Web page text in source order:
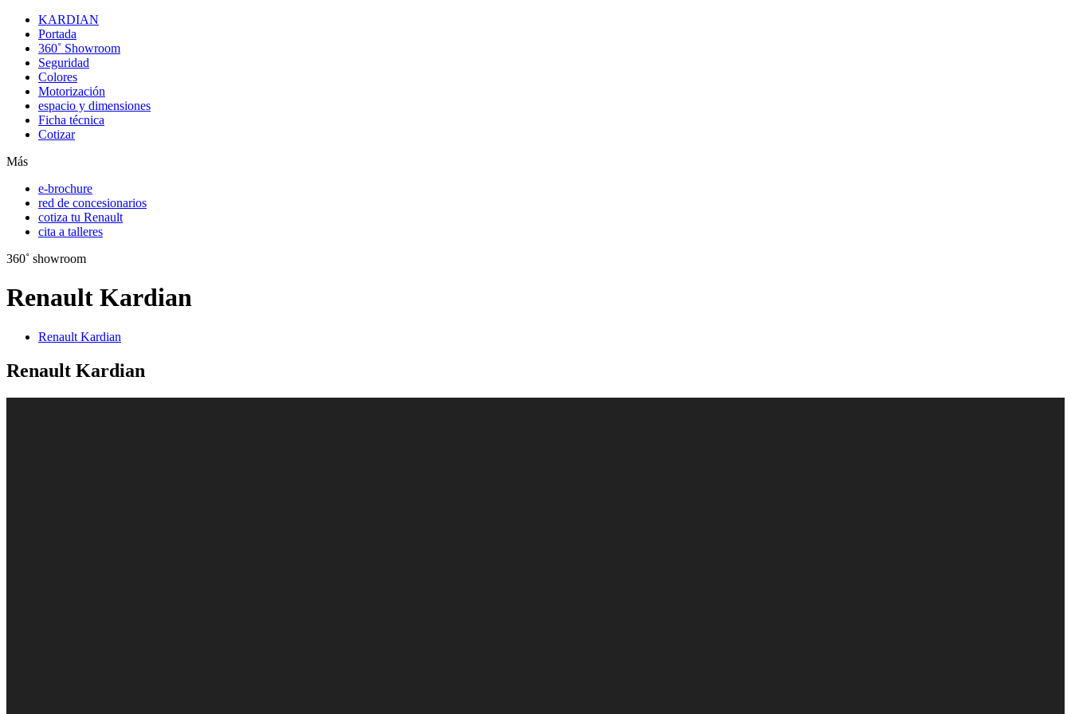
KARDIAN
Portada
360˚ Showroom
Seguridad
Colores
Motorización
espacio y dimensiones
Ficha técnica
Cotizar
Más
e-brochure
red de concesionarios
cotiza tu Renault
cita a talleres
360˚ showroom
Renault Kardian
Renault Kardian
Renault Kardian